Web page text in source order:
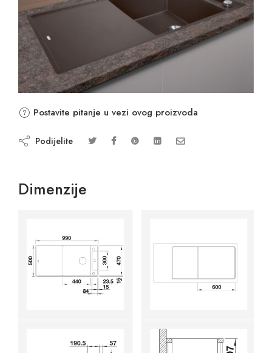
Postavite pitanje u vezi ovog proizvoda
Podijelite
Dimenzije